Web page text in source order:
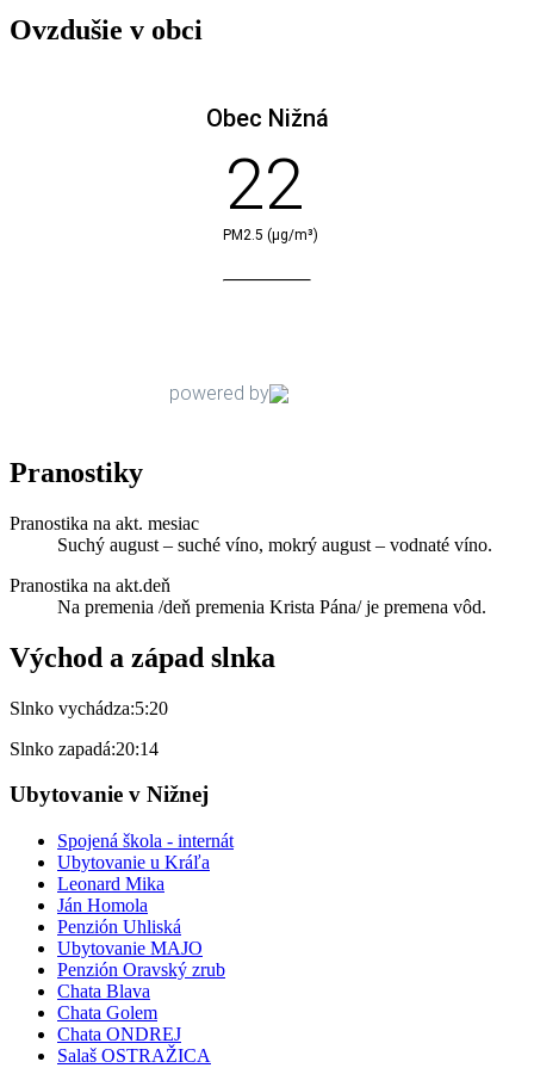
Ovzdušie v obci
Pranostiky
Pranostika na akt. mesiac
Suchý august – suché víno, mokrý august – vodnaté víno.
Pranostika na akt.deň
Na premenia /deň premenia Krista Pána/ je premena vôd.
Východ a západ slnka
Slnko vychádza:5:20
Slnko zapadá:20:14
Ubytovanie v Nižnej
Spojená škola - internát
Ubytovanie u Kráľa
Leonard Mika
Ján Homola
Penzión Uhliská
Ubytovanie MAJO
Penzión Oravský zrub
Chata Blava
Chata Golem
Chata ONDREJ
Salaš OSTRAŽICA